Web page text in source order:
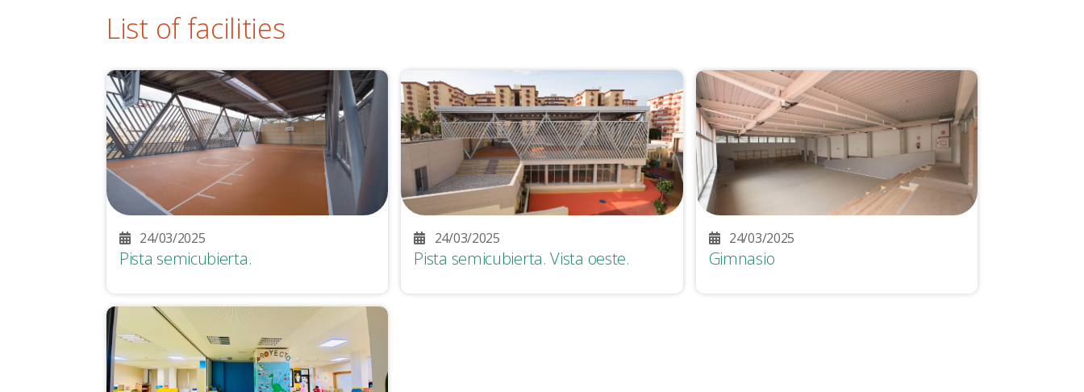
List of facilities
24/03/2025
Pista semicubierta.
24/03/2025
Pista semicubierta. Vista oeste.
24/03/2025
Gimnasio